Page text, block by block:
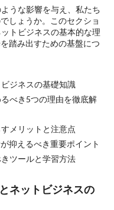
うな影響を与え、私たち
しょうか。このセクショ
トビジネスの基本的な理
踏み出すための基盤につ
ジネスの基礎知識
べき5つの理由を徹底解
メリットと注意点
抑えるべき重要ポイント
ツールと学習方法
ネットビジネスの